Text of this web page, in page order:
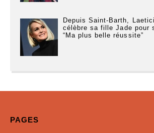
Depuis Saint-Barth,
célèbre sa fille Jade pour
“Ma plus belle réussite”
PAGES